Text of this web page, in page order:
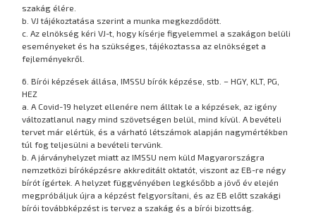
szakág élére.
b. VJ tájékoztatása szerint a munka megkezdődött.
c. Az elnökség kéri VJ-t, hogy kísérje figyelemmel a szakágon belüli
eseményeket és ha szükséges, tájékoztassa az elnökséget a
fejleményekről.
6. Bírói képzések állása, IMSSU bírók képzése, stb. – HGY, KLT, PG,
HEZ
a. A Covid-19 helyzet ellenére nem álltak le a képzések, az igény
változatlanul nagy mind szövetségen belül, mind kívül. A bevételi
tervet már elértük, és a várható létszámok alapján nagymértékben
túl fog teljesülni a bevételi tervünk.
b. A járványhelyzet miatt az IMSSU nem küld Magyarországra
nemzetközi bíróképzésre akkreditált oktatót, viszont az EB-re négy
bírót ígértek. A helyzet függvényében legkésőbb a jövő év elején
megpróbáljuk újra a képzést felgyorsítani, és az EB előtt szakági
bírói továbbképzést is tervez a szakág és a bírói bizottság.